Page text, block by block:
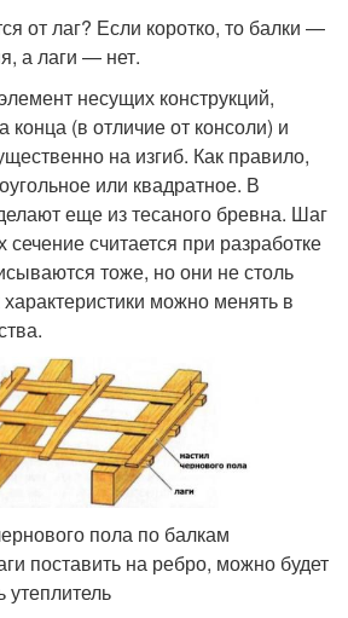
от лаг? Если коротко, то балки —
а лаги — нет.
несущих конструкций,
(в отличие от консоли) и
на изгиб. Как правило,
или квадратное. В
еще из тесаного бревна. Шаг
сечение считается при разработке
тоже, но они не столь
характеристики можно менять в
пола по балкам
поставить на ребро, можно будет